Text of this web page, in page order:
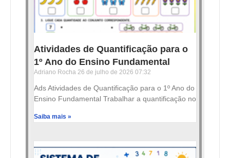
Atividades de Quantificação para o
1º Ano do Ensino Fundamental
Adriano Rocha 26 de julho de 2026 07:32
Ads Atividades de Quantificação para o 1º Ano do
Ensino Fundamental Trabalhar a quantificação no
Saiba mais »